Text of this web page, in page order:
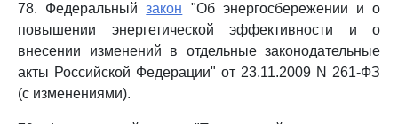
78. Федеральныйзакон "Об энергосбережении и о
повышении энергетической эффективности и о
внесении изменений в отдельные законодательные
акты Российской Федерации" от 23.11.2009 N 261-ФЗ
(с изменениями).